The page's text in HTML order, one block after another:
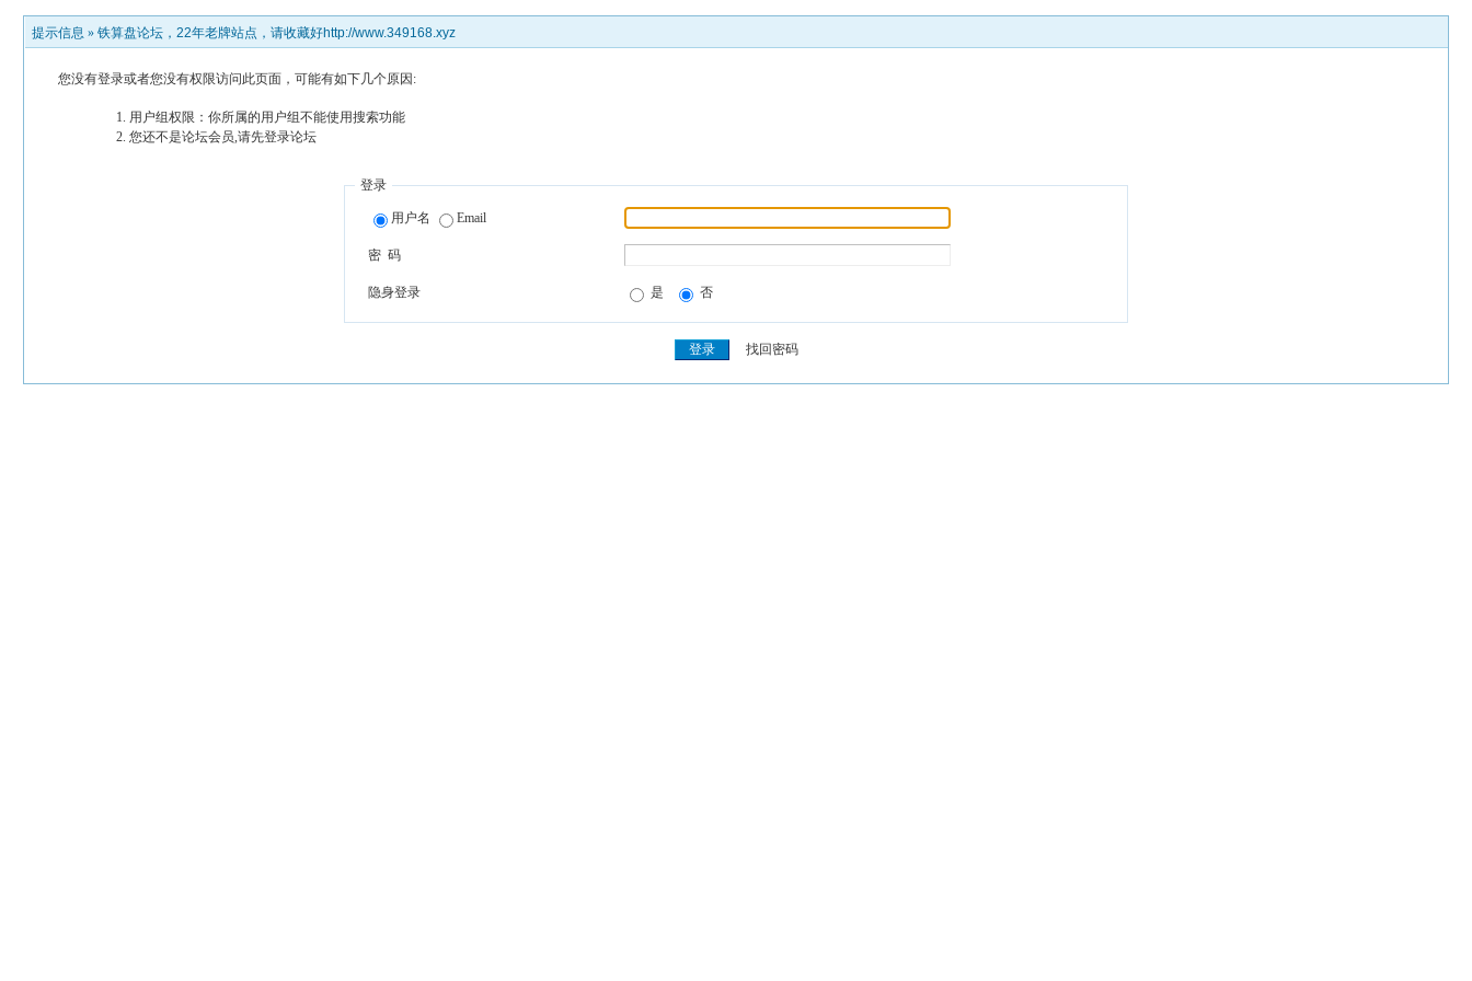
提示信息 » 铁算盘论坛，22年老牌站点，请收藏好http://www.349168.xyz
您没有登录或者您没有权限访问此页面，可能有如下几个原因:
用户组权限：你所属的用户组不能使用搜索功能
您还不是论坛会员,请先登录论坛
登录
用户名 Email
密 码
隐身登录 是 否
找回密码